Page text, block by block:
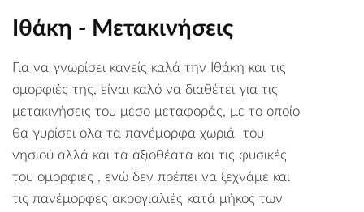
Ιθάκη - Μετακινήσεις
Για να γνωρίσει κανείς καλά την Ιθάκη και τις
ομορφιές της, είναι καλό να διαθέτει για τις
μετακινήσεις του μέσο μεταφοράς, με το οποίο
θα γυρίσει όλα τα πανέμορφα χωριά του
νησιού αλλά και τα αξιοθέατα και τις φυσικές
του ομορφιές , ενώ δεν πρέπει να ξεχνάμε και
τις πανέμορφες ακρογιαλιές κατά μήκος των